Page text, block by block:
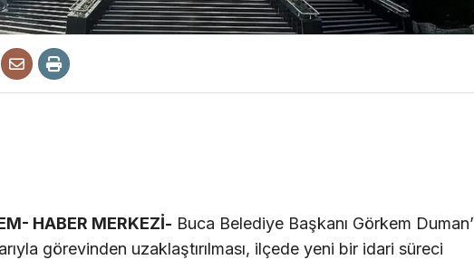
HABER MERKEZİ- Buca Belediye Başkanı Görkem
görevinden uzaklaştırılması, ilçede yeni bir idari süreci